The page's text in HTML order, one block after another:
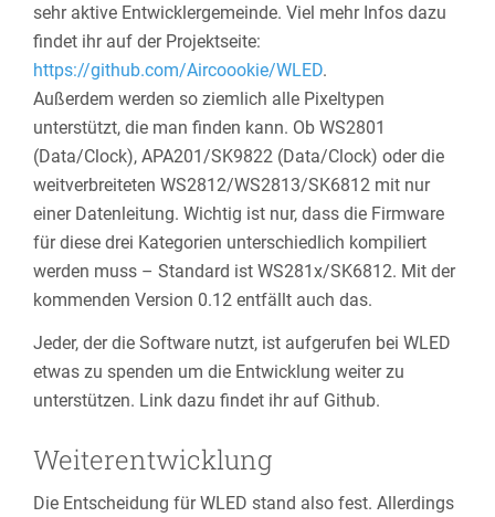
sehr aktive Entwicklergemeinde. Viel mehr Infos dazu
findet ihr auf der Projektseite:
https://github.com/Aircoookie/WLED.
Außerdem werden so ziemlich alle Pixeltypen
unterstützt, die man finden kann. Ob WS2801
(Data/Clock), APA201/SK9822 (Data/Clock) oder die
weitverbreiteten WS2812/WS2813/SK6812 mit nur
einer Datenleitung. Wichtig ist nur, dass die Firmware
für diese drei Kategorien unterschiedlich kompiliert
werden muss – Standard ist WS281x/SK6812. Mit der
kommenden Version 0.12 entfällt auch das.
Jeder, der die Software nutzt, ist aufgerufen bei WLED
etwas zu spenden um die Entwicklung weiter zu
unterstützen. Link dazu findet ihr auf Github.
Weiterentwicklung
Die Entscheidung für WLED stand also fest. Allerdings